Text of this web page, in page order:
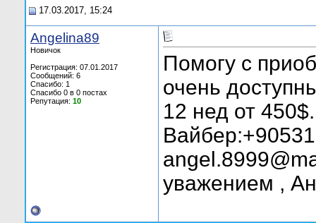
17.03.2017, 15:24
Angelina89
Новичок
Регистрация: 07.01.2017
Сообщений: 6
Спасибо: 1
Спасибо 0 в 0 постах
Репутация: 10
Помогу с
очень
12 нед от
уважением ,